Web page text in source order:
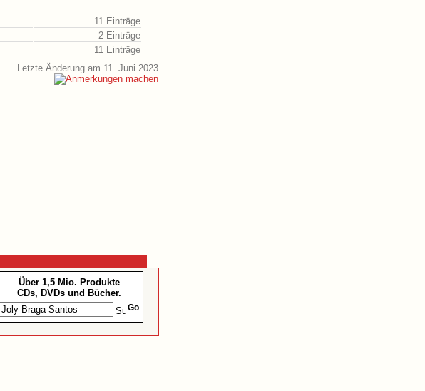
11 Einträge
2 Einträge
11 Einträge
Letzte Änderung am 11. Juni 2023
Über 1,5 Mio. Produkte
CDs, DVDs und Bücher.
Go